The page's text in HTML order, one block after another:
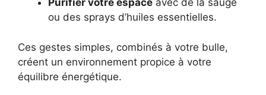
Purifier votre espace avec de la sauge
ou des sprays d’huiles essentielles.
Ces gestes simples, combinés à votre bulle,
créent un environnement propice à votre
équilibre énergétique.